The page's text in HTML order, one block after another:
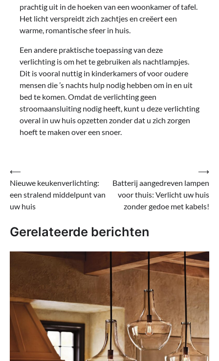
prachtig uit in de hoeken van een woonkamer of tafel.
Het licht verspreidt zich zachtjes en creëert een
warme, romantische sfeer in huis.
Een andere praktische toepassing van deze
verlichting is om het te gebruiken als nachtlampjes.
Dit is vooral nuttig in kinderkamers of voor oudere
mensen die ’s nachts hulp nodig hebben om in en uit
bed te komen. Omdat de verlichting geen
stroomaansluiting nodig heeft, kunt u deze verlichting
overal in uw huis opzetten zonder dat u zich zorgen
hoeft te maken over een snoer.
Bericht
navigatie
⟵
Nieuwe keukenverlichting:
een stralend middelpunt van
uw huis
Batterij aangedreven lampen
voor thuis: Verlicht uw huis
zonder gedoe met kabels!
⟶
Gerelateerde berichten